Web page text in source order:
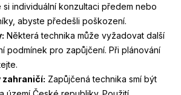
individuální konzultaci předem nebo
abyste předešli poškození.
Některá technika může vyžadovat další
podmínek pro zapůjčení. Při plánování
zahraničí: Zapůjčená technika smí být